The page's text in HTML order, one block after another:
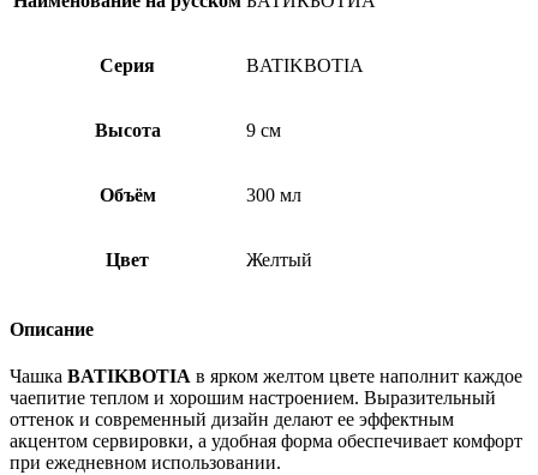
Серия BATIKBOTIA
Высота 9 см
Объём 300 мл
Цвет Желтый
Описание
Чашка BATIKBOTIA в ярком желтом цвете наполнит каждое
чаепитие теплом и хорошим настроением. Выразительный
оттенок и современный дизайн делают ее эффектным
акцентом сервировки, а удобная форма обеспечивает комфорт
при ежедневном использовании.